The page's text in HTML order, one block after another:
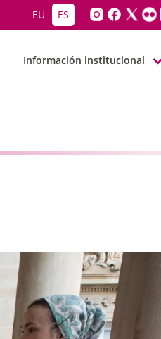
EU ES
Información institucional